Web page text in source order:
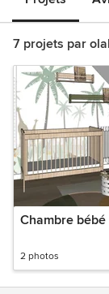
7 projets par
Chambre bébé
2 photos